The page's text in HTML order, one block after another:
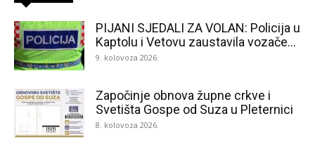
PIJANI SJEDALI ZA VOLAN: Policija u
Kaptolu i Vetovu zaustavila vozače...
9. kolovoza 2026.
Započinje obnova župne crkve i
Svetišta Gospe od Suza u Pleternici
8. kolovoza 2026.